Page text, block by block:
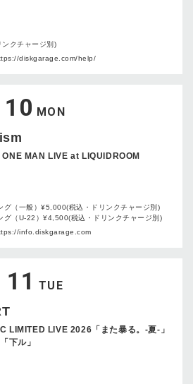
クチャージ別)
diskgarage.com/help/
10 MON
MAN LIVE at LIQUIDROOM
グ（一般）¥5,000(税込・ドリンクチャージ別)
グ（U-22）¥4,500(税込・ドリンクチャージ別)
info.diskgarage.com
11 TUE
LIMITED LIVE 2026「また暴る。-夏-」
下ル」